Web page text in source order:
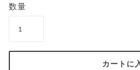
数量